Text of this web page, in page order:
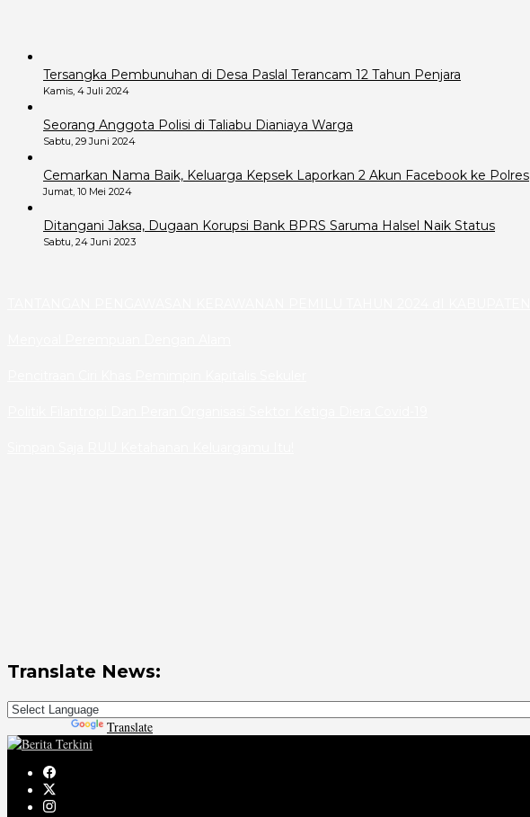
Tersangka Pembunuhan di Desa Paslal Terancam 12 Tahun Penjara
Kamis, 4 Juli 2024
Seorang Anggota Polisi di Taliabu Dianiaya Warga
Sabtu, 29 Juni 2024
Cemarkan Nama Baik, Keluarga Kepsek Laporkan 2 Akun Facebook ke Polres
Jumat, 10 Mei 2024
Ditangani Jaksa, Dugaan Korupsi Bank BPRS Saruma Halsel Naik Status
Sabtu, 24 Juni 2023
Translate News:
Translate